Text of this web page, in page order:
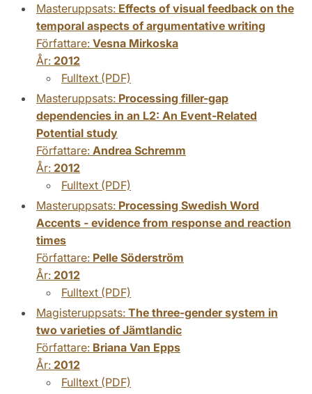
Masteruppsats: Effects of visual feedback on the
temporal aspects of argumentative writing
Författare: Vesna Mirkoska
År: 2012
Fulltext (PDF)
Masteruppsats: Processing filler-gap
dependencies in an L2: An Event-Related
Potential study
Författare: Andrea Schremm
År: 2012
Fulltext (PDF)
Masteruppsats: Processing Swedish Word
Accents - evidence from response and reaction
times
Författare: Pelle Söderström
År: 2012
Fulltext (PDF)
Magisteruppsats: The three-gender system in
two varieties of Jämtlandic
Författare: Briana Van Epps
År: 2012
Fulltext (PDF)